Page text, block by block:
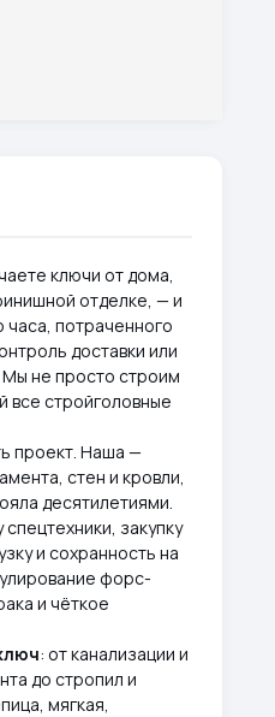
ключи от дома,
отделке, — и
часа, потраченного
доставки или
не просто строим
все стройголовные
проект. Наша —
стен и кровли,
десятилетиями.
закупку
и сохранность на
форс-
и чёткое
: от канализации и
до стропил и
мягкая,